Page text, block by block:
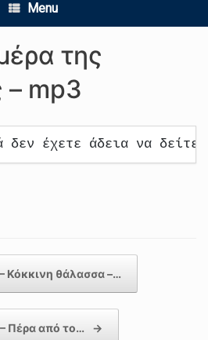
Menu
της
– mp3
δεν έχετε άδεια να δείτε
Κόκκινη θάλασσα –…
Πέρα από το… →